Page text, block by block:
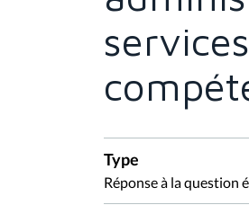
Type
Réponse à la question